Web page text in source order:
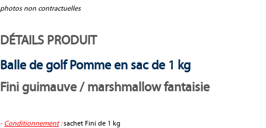
photos non contractuelles
DÉTAILS PRODUIT
Balle de golf Pomme en sac de 1 kg
Fini guimauve / marshmallow fantaisie
- Conditionnement:sachet Fini de 1 kg